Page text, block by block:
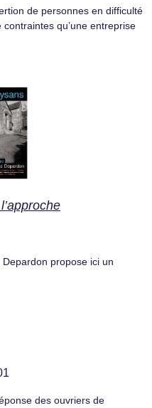
de personnes en difficulté
qu’une entreprise
propose ici un
des ouvriers de